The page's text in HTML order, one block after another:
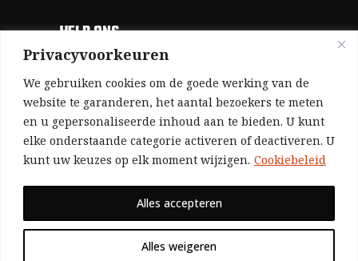
Privacyvoorkeuren
We gebruiken cookies om de goede werking van de
website te garanderen, het aantal bezoekers te meten
en u gepersonaliseerde inhoud aan te bieden. U kunt
elke onderstaande categorie activeren of deactiveren. U
kunt uw keuzes op elk moment wijzigen. Cookiebeleid
Alles weigeren
Alles accepteren
HELP ONS
Aangezien we volledig zelf gefinancierd zijn
(zonder subsidies, zonder commerciële
advertenties en zonder rijke sponsors), zijn we
voor de publicatie van ons tijdschrift uitsluitend
afhankelijk van de financiële steun van onze
Bij voorbaat dank voor uw solidariteit.